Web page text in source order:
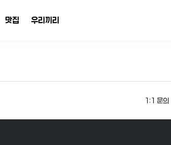
맛집 우리끼리
1:1 문의